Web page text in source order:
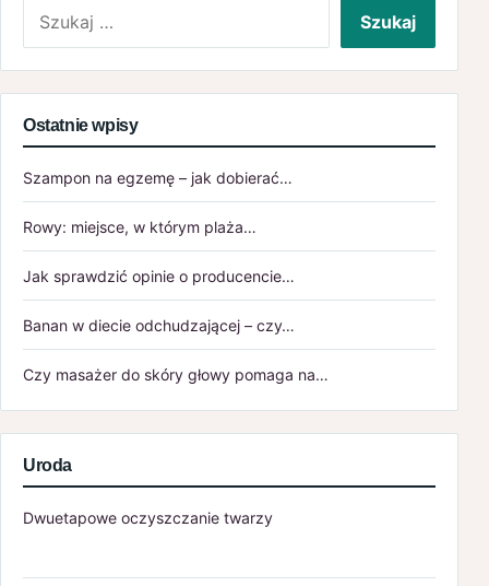
Ostatnie wpisy
Szampon na egzemę – jak dobierać…
Rowy: miejsce, w którym plaża…
Jak sprawdzić opinie o producencie…
Banan w diecie odchudzającej – czy…
Czy masażer do skóry głowy pomaga na…
Uroda
Dwuetapowe oczyszczanie twarzy